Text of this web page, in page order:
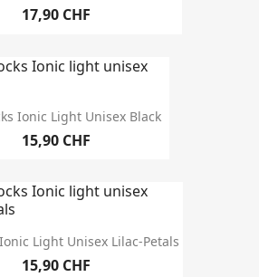
17,90 CHF
Ionic Light Unisex Black
15,90 CHF
Light Unisex Lilac-Petals
15,90 CHF